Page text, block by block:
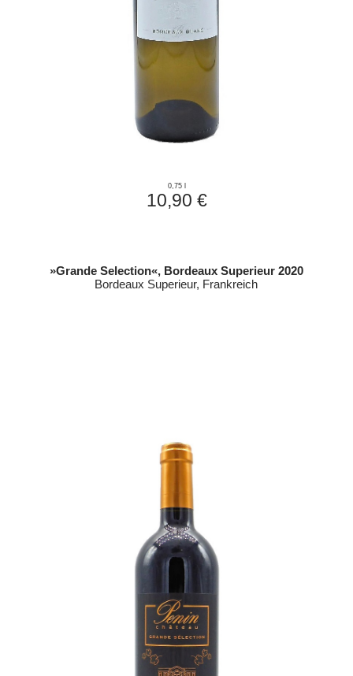
0,75 l
10,90 €
»Grande Selection«, Bordeaux Superieur 2020
Bordeaux Superieur, Frankreich